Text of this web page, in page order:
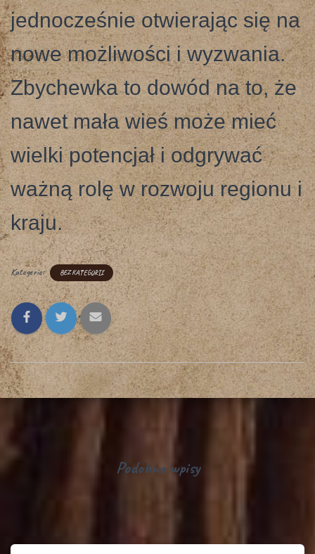
jednocześnie otwierając się na
nowe możliwości i wyzwania.
Zbychewka to dowód na to, że
nawet mała wieś może mieć
wielki potencjał i odgrywać
ważną rolę w rozwoju regionu i
kraju.
Kategorie: BEZ KATEGORII
Podobne wpisy